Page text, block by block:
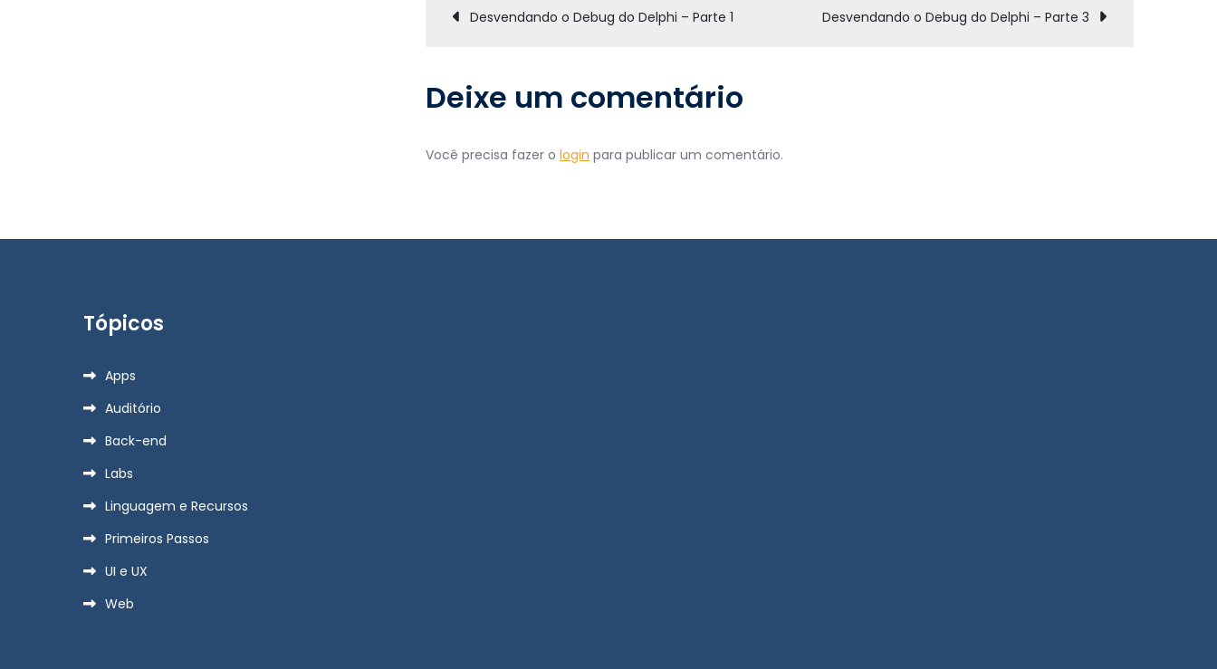
Debug
Navegação
de
Post
Desvendando o Debug do Delphi – Parte 1 Desvendando o Debug do Delphi – Parte 3
Deixe um comentário
Você precisa fazer o login para publicar um comentário.
Tópicos
Apps
Auditório
Back-end
Labs
Linguagem e Recursos
Primeiros Passos
UI e UX
Web